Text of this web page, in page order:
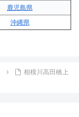
鹿児島県
沖縄県
相模川高田橋上